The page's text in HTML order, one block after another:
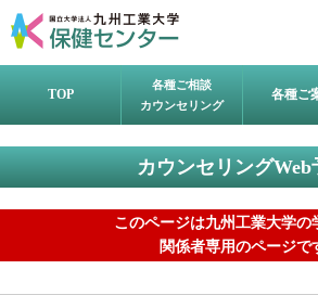
TOP
各種ご相談
カウンセリング
各種ご
カウンセリングWeb
このページは九州工業大学の
関係者専用のページで